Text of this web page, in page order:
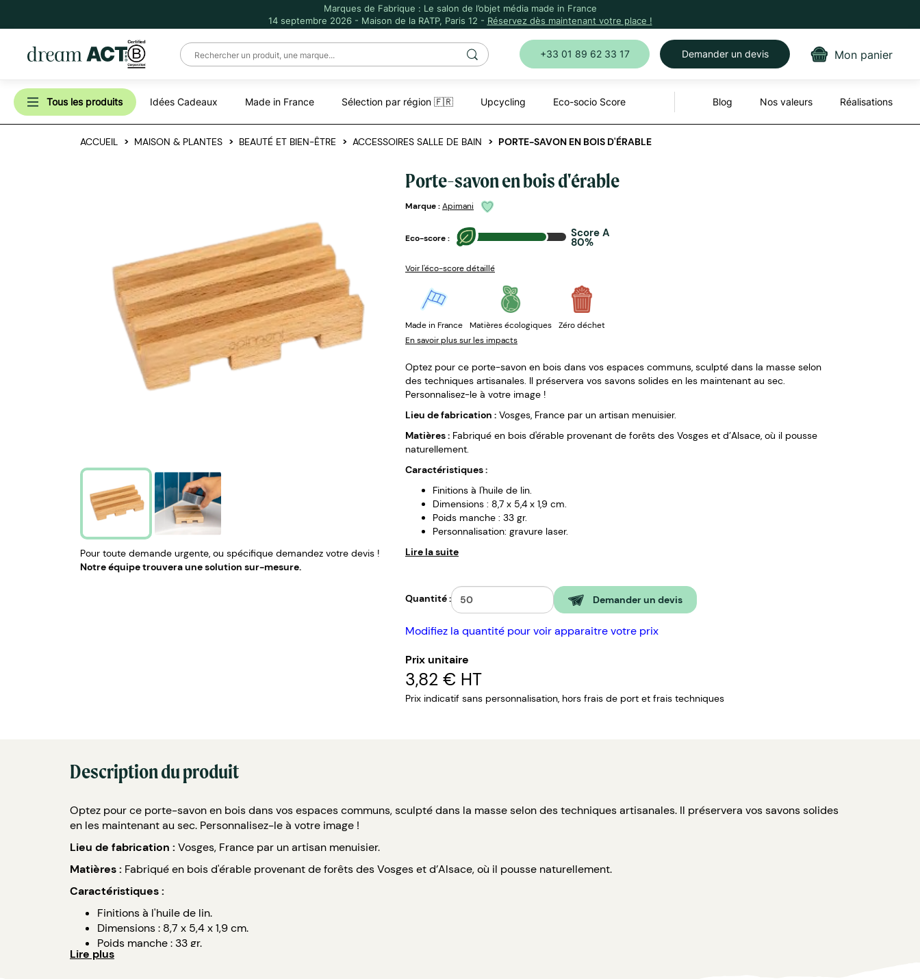
Marques de Fabrique : Le salon de l’objet média made in France
14 septembre 2026 - Maison de la RATP, Paris 12 - Réservez dès maintenant votre place !
+33 01 89 62 33 17 Demander un devis Mon panier
Tous les produits Idées Cadeaux Made in France Sélection par région 🇫🇷 Upcycling Eco-socio Score Blog Nos valeurs Réalisations
ACCUEIL MAISON & PLANTES BEAUTÉ ET BIEN-ÊTRE ACCESSOIRES SALLE DE BAIN PORTE-SAVON EN BOIS D'ÉRABLE
Pour toute demande urgente, ou spécifique demandez votre devis !
Notre équipe trouvera une solution sur-mesure.
Porte-savon en bois d'érable
Marque :Apimani
Eco-score : Score A
80%
Voir l'éco-score détaillé
Made in France Matières écologiques
Zéro déchet
En savoir plus sur les impacts
Optez pour ce porte-savon en bois dans vos espaces communs, sculpté dans la masse selon
des techniques artisanales. Il préservera vos savons solides en les maintenant au sec.
Personnalisez-le à votre image !
Lieu de fabrication : Vosges, France par un artisan menuisier.
Matières : Fabriqué en bois d'érable provenant de forêts des Vosges et d’Alsace, où il pousse
naturellement.
Caractéristiques :
Finitions à l'huile de lin.
Dimensions : 8,7 x 5,4 x 1,9 cm.
Poids manche : 33 gr.
Personnalisation: gravure laser.
Lire la suite
Quantité : Demander un devis
Modifiez la quantité pour voir apparaitre votre prix
Prix unitaire
3,82 € HT
Prix indicatif sans personnalisation, hors frais de port et frais techniques
Description du produit
Optez pour ce porte-savon en bois dans vos espaces communs, sculpté dans la masse selon des techniques artisanales. Il préservera vos savons solides
en les maintenant au sec. Personnalisez-le à votre image !
Lieu de fabrication : Vosges, France par un artisan menuisier.
Matières : Fabriqué en bois d'érable provenant de forêts des Vosges et d’Alsace, où il pousse naturellement.
Caractéristiques :
Finitions à l'huile de lin.
Dimensions : 8,7 x 5,4 x 1,9 cm.
Poids manche : 33 gr.
Personnalisation: gravure laser.
Lire plus